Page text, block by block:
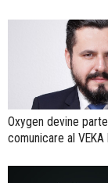
Oxygen devine
comunicare al VEKA